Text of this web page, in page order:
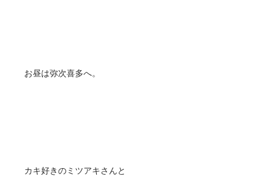
お昼は弥次喜多へ。
カキ好きのミツアキさんと